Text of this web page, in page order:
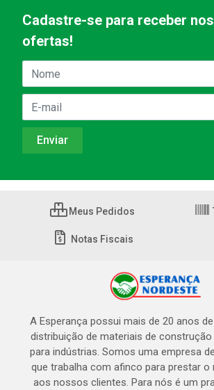
Cadastre-se para receber
ofertas!
Meus Pedidos
Notas Fiscais
A Esperança possui mais de 20 anos
distribuição de materiais de
para indústrias. Somos uma empresa
que trabalha com afinco para prestar o
aos nossos clientes. Para nós é um